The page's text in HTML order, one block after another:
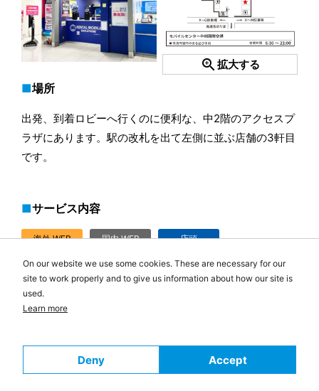
zoom_in拡大する
場所
出発、到着ロビーへ行くのに便利な、中2階のアクセスプ
ラザにあります。駅の改札を出て左側に並ぶ店舗の3軒目
です。
サービス内容
海外 WEB
国内 WEB
店頭
返却BOX
24時間対応
即日
6:30-22:00
On our website we use some cookies. These are necessary for our
site to work properly and to give us information about how our site is
used.
Learn more
Deny Accept